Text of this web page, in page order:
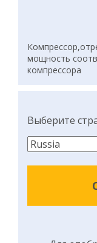
мощность
компрессора
Выберите